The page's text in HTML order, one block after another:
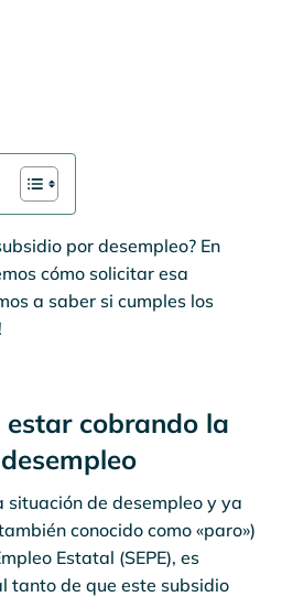
por desempleo? En
cómo solicitar esa
a saber si cumples los
estar cobrando la
situación de desempleo y ya
conocido como «paro»)
Estatal (SEPE), es
tanto de que este subsidio